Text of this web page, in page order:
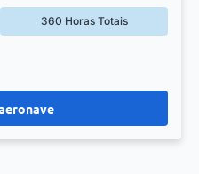
360 Horas Totais